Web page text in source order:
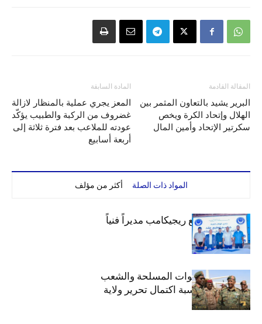
المادة السابقة
المعز يجري عملية بالمنظار لازالة
غضروف من الركبة والطبيب يؤكّد
عودته للملاعب بعد فترة ثلاثة إلى
أربعة أسابيع
المقالة القادمة
البرير يشيد بالتعاون المثمر بين
الهلال وإتحاد الكرة ويخص
سكرتير الإتحاد وأمين المال
المواد ذات الصلة أكثر من مؤلف
الهلال يتعاقد مع ريجيكامب مديراً فنياً
الهلال يهنئ القوات المسلحة والشعب
السوداني بمناسبة اكتمال تحرير ولاية
الخرطوم